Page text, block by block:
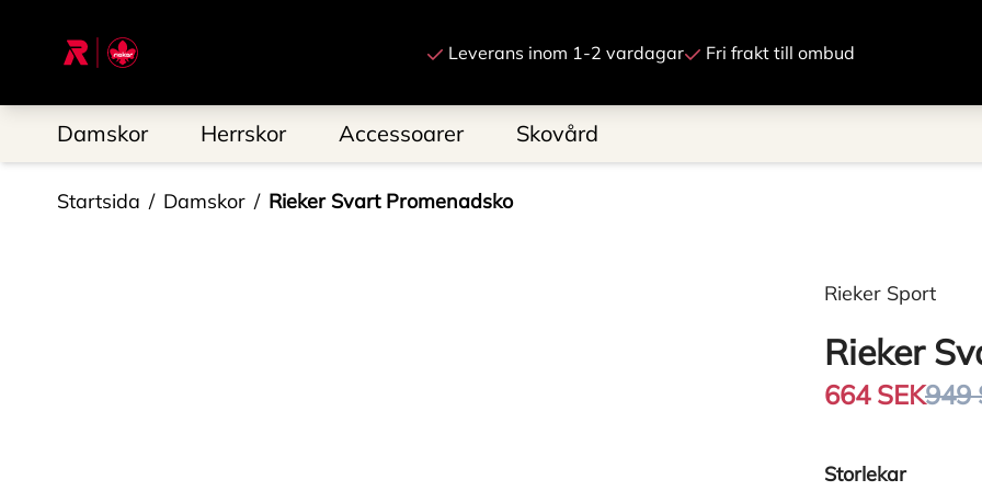
Till startsidan
Leverans inom 1-2 vardagar Fri frakt till ombud
Damskor Herrskor Accessoarer Skovård
Startsida Damskor Rieker Svart Promenadsko
Rieker Sport
Rieker
664 SEK949
Storlekar